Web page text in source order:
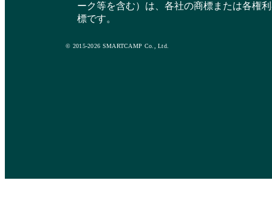
ーク等を含む）は、各社の商標または各権
標です。
© 2015-2026 SMARTCAMP Co., Ltd.